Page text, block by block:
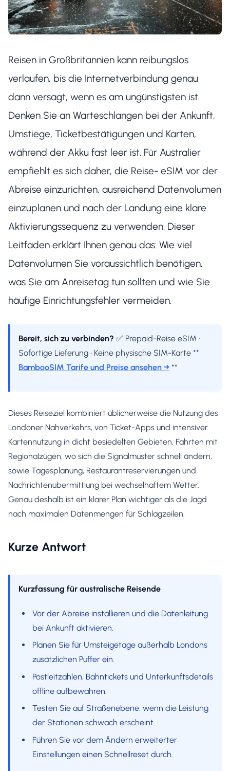
Reisen in Großbritannien kann reibungslos
verlaufen, bis die Internetverbindung genau
dann versagt, wenn es am ungünstigsten ist.
Denken Sie an Warteschlangen bei der Ankunft,
Umstiege, Ticketbestätigungen und Karten,
während der Akku fast leer ist. Für Australier
empfiehlt es sich daher, die Reise- eSIM vor der
Abreise einzurichten, ausreichend Datenvolumen
einzuplanen und nach der Landung eine klare
Aktivierungssequenz zu verwenden. Dieser
Leitfaden erklärt Ihnen genau das: Wie viel
Datenvolumen Sie voraussichtlich benötigen,
was Sie am Anreisetag tun sollten und wie Sie
häufige Einrichtungsfehler vermeiden.
Bereit, sich zu verbinden? ✅ Prepaid-Reise eSIM •
Sofortige Lieferung • Keine physische SIM-Karte **
BambooSIM Tarife und Preise ansehen → **
Dieses Reiseziel kombiniert üblicherweise die Nutzung des
Londoner Nahverkehrs, von Ticket-Apps und intensiver
Kartennutzung in dicht besiedelten Gebieten, Fahrten mit
Regionalzügen, wo sich die Signalmuster schnell ändern,
sowie Tagesplanung, Restaurantreservierungen und
Nachrichtenübermittlung bei wechselhaftem Wetter.
Genau deshalb ist ein klarer Plan wichtiger als die Jagd
nach maximalen Datenmengen für Schlagzeilen.
Kurze Antwort
Kurzfassung für australische Reisende
Vor der Abreise installieren und die Datenleitung
bei Ankunft aktivieren.
Planen Sie für Umsteigetage außerhalb Londons
zusätzlichen Puffer ein.
Postleitzahlen, Bahntickets und Unterkunftsdetails
offline aufbewahren.
Testen Sie auf Straßenebene, wenn die Leistung
der Stationen schwach erscheint.
Führen Sie vor dem Ändern erweiterter
Einstellungen einen Schnellreset durch.